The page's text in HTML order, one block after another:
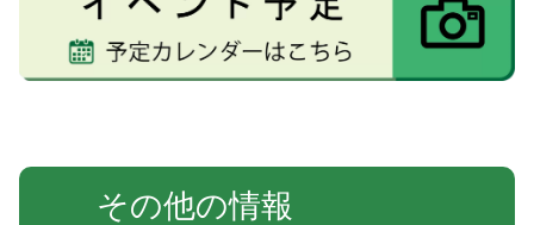
その他の情報